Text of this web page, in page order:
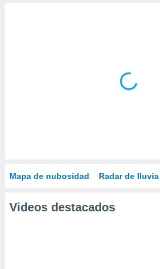
Mapa de nubosidad Radar de lluvia
Videos destacados